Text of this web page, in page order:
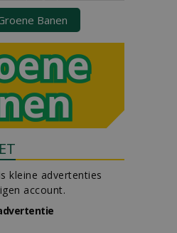
Banen
kleine advertenties
account.